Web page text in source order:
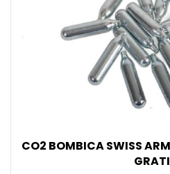
CO2 BOMBICA SWISS